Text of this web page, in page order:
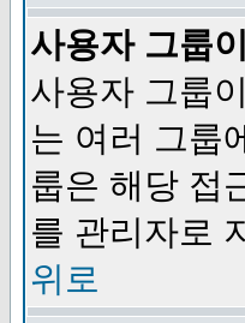
사용자 그룹
사용자 그룹
는 여러 그룹
룹은 해당 접
를 관리자로
위로